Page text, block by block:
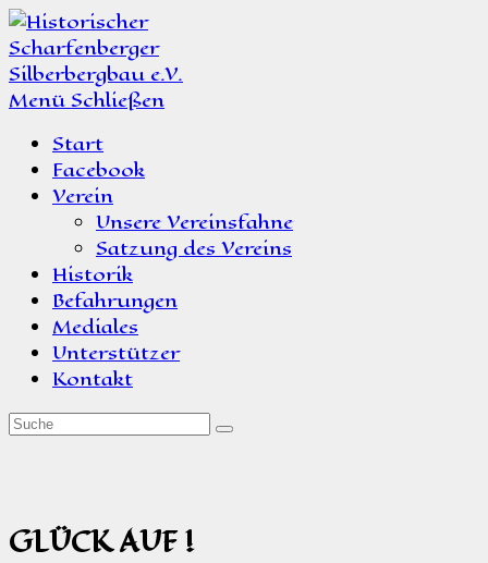
Zum
Inhalt
springen
MenüSchließen
Start
Facebook
Verein
Unsere Vereinsfahne
Satzung des Vereins
Historik
Befahrungen
Mediales
Unterstützer
Kontakt
GLÜCK AUF !